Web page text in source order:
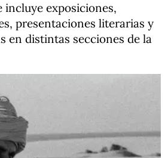
incluye exposiciones,
presentaciones literarias y
en distintas secciones de la